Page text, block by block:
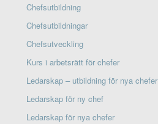
Chefsutbildning
Chefsutbildningar
Chefsutveckling
Kurs i arbetsrätt för chefer
Ledarskap – utbildning för nya chefer
Ledarskap för ny chef
Ledarskap för nya chefer